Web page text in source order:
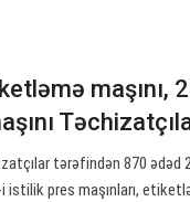
maşını,
tərəfindən 870 ədəd
i istilik pres maşınları,